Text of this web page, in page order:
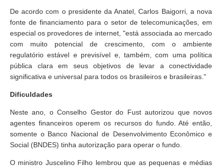
De acordo com o presidente da Anatel, Carlos Baigorri, a nova
fonte de financiamento para o setor de telecomunicações, em
especial os provedores de internet, "está associada ao mercado
com muito potencial de crescimento, com o ambiente
regulatório estável e previsível e, também, com uma política
pública clara em seus objetivos de levar a conectividade
significativa e universal para todos os brasileiros e brasileiras."
Dificuldades
Neste ano, o Conselho Gestor do Fust autorizou que novos
agentes financeiros operem os recursos do fundo. Até então,
somente o Banco Nacional de Desenvolvimento Econômico e
Social (BNDES) tinha autorização para operar o fundo.
O ministro Juscelino Filho lembrou que as pequenas e médias